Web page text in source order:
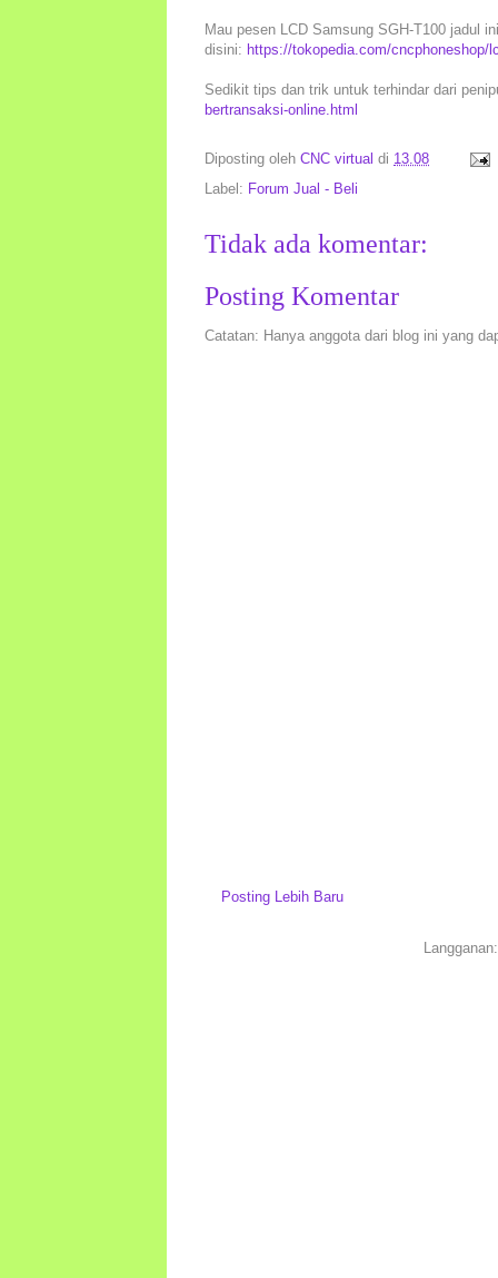
Mau pesen LCD Samsung SGH-T100 jadul
disini: https://tokopedia.com/cncphoneshop/
Sedikit tips dan trik untuk terhindar dari
bertransaksi-online.html
Diposting oleh CNC virtual di 13.08
Label: Forum Jual - Beli
Tidak ada komentar:
Posting Komentar
Catatan: Hanya anggota dari blog ini yang
Posting Lebih Baru